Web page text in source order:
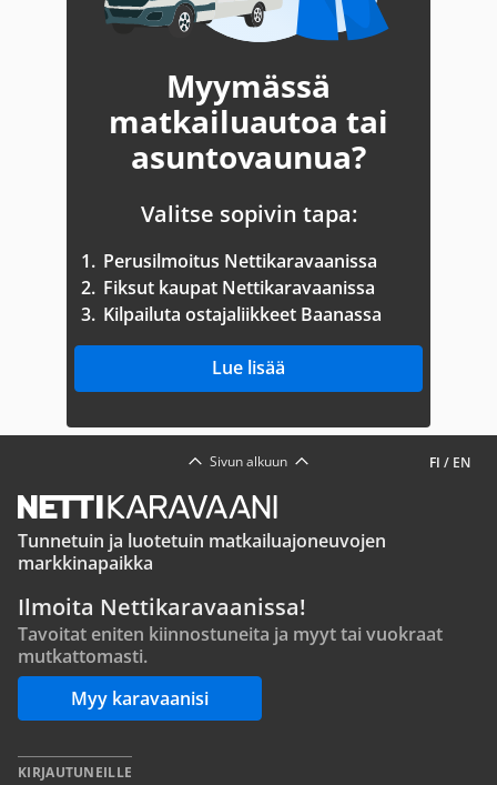
Myymässä
matkailuautoa tai
asuntovaunua?
Valitse sopivin tapa:
1. Perusilmoitus Nettikaravaanissa
2. Fiksut kaupat Nettikaravaanissa
3. Kilpailuta ostajaliikkeet Baanassa
Lue lisää
FI / EN
Sivun alkuun
Tunnetuin ja luotetuin matkailuajoneuvojen
markkinapaikka
Ilmoita Nettikaravaanissa!
Tavoitat eniten kiinnostuneita ja myyt tai vuokraat
mutkattomasti.
Myy karavaanisi
KIRJAUTUNEILLE